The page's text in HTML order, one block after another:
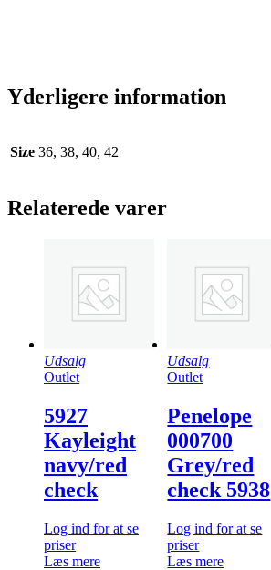
Yderligere information
Size 36, 38, 40, 42
Relaterede varer
Udsalg
Outlet
5927
Kayleight
navy/red
check
Log ind for at se
priser
Læs mere
Udsalg
Outlet
Penelope
000700
Grey/red
check 5938
Log ind for at se
priser
Læs mere